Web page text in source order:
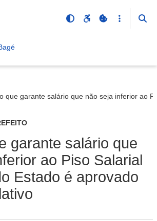
que garante salário que não seja inferior ao
garante salário que
ao Piso Salarial
Estado é aprovado